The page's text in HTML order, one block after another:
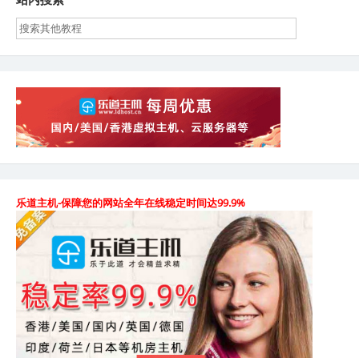
航
乐道主机-保障您的网站全年在线稳定时间达99.9%